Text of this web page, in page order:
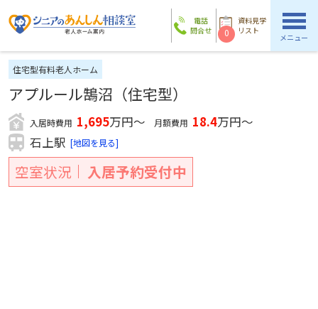
電話
問合せ
資料見学
リスト
0 メニュー
住宅型有料老人ホーム
アプルール鵠沼（住宅型）
入居時費用 1,695万円～ 月額費用 18.4万円～
石上駅 [地図を見る]
空室状況 入居予約受付中